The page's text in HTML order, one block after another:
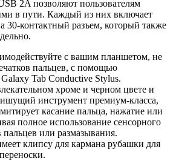
2A позволяют пользователям
в пути. Каждый из них включает
30-контактный разъем, который также
с вашим планшетом, не
пальцев, с помощью
Tab Conductive Stylus.
хроме и черном цвете и
инструмент премиум-класса,
касание пальца, нажатие или
полное использование сенсорного
пальцев или размазывания.
клипсу для кармана рубашки для